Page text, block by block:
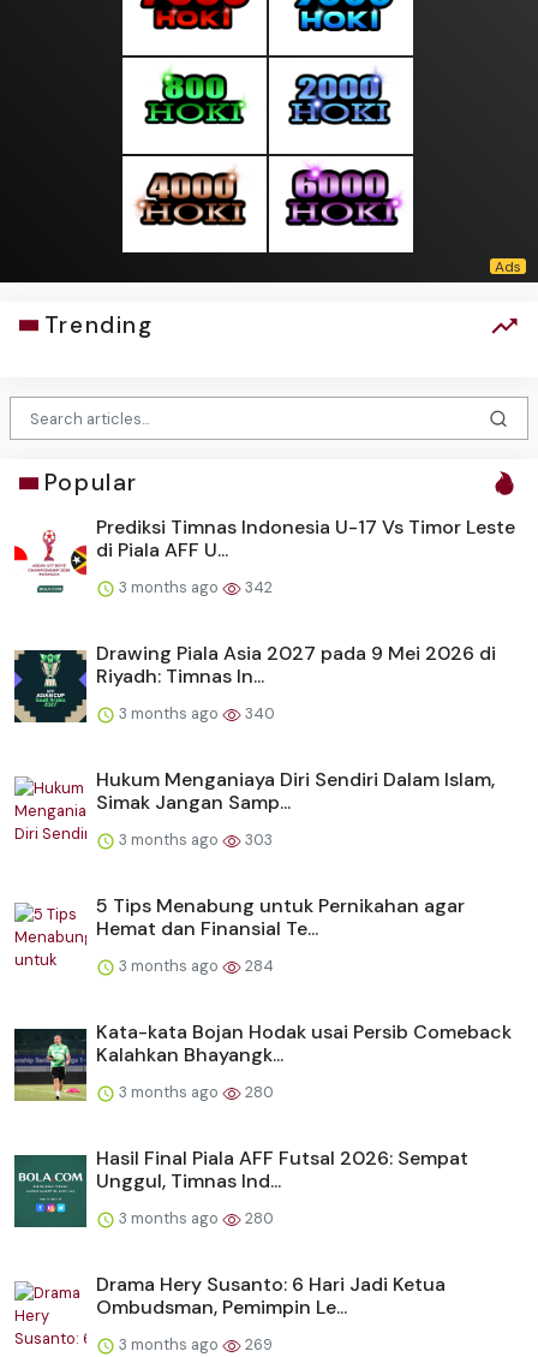
Trending
Popular
Prediksi Timnas Indonesia U-17 Vs Timor Leste
di Piala AFF U...
3 months ago 342
Drawing Piala Asia 2027 pada 9 Mei 2026 di
Riyadh: Timnas In...
3 months ago 340
Hukum Menganiaya Diri Sendiri Dalam Islam,
Simak Jangan Samp...
3 months ago 303
5 Tips Menabung untuk Pernikahan agar
Hemat dan Finansial Te...
3 months ago 284
Kata-kata Bojan Hodak usai Persib Comeback
Kalahkan Bhayangk...
3 months ago 280
Hasil Final Piala AFF Futsal 2026: Sempat
Unggul, Timnas Ind...
3 months ago 280
Drama Hery Susanto: 6 Hari Jadi Ketua
Ombudsman, Pemimpin Le...
3 months ago 269